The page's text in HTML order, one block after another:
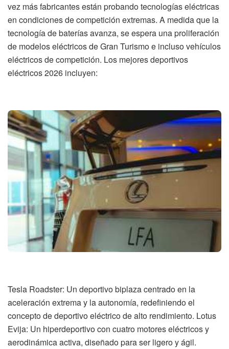
vez más fabricantes están probando tecnologías eléctricas
en condiciones de competición extremas. A medida que la
tecnología de baterías avanza, se espera una proliferación
de modelos eléctricos de Gran Turismo e incluso vehículos
eléctricos de competición. Los mejores deportivos
eléctricos 2026 incluyen:
Tesla Roadster: Un deportivo biplaza centrado en la
aceleración extrema y la autonomía, redefiniendo el
concepto de deportivo eléctrico de alto rendimiento. Lotus
Evija: Un hiperdeportivo con cuatro motores eléctricos y
aerodinámica activa, diseñado para ser ligero y ágil.